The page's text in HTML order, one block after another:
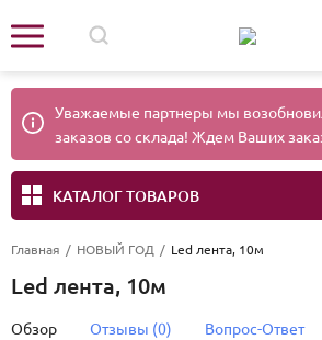
Уважаемые партнеры мы
заказов со склада! Ждем Ваших
КАТАЛОГ ТОВАРОВ
Главная / НОВЫЙ ГОД / Led лента, 10м
Led лента, 10м
Обзор Отзывы (0) Вопрос-Ответ